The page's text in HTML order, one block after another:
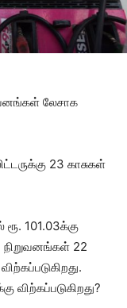
லேசாக
23 காசுகள்
101.03க்கு
22